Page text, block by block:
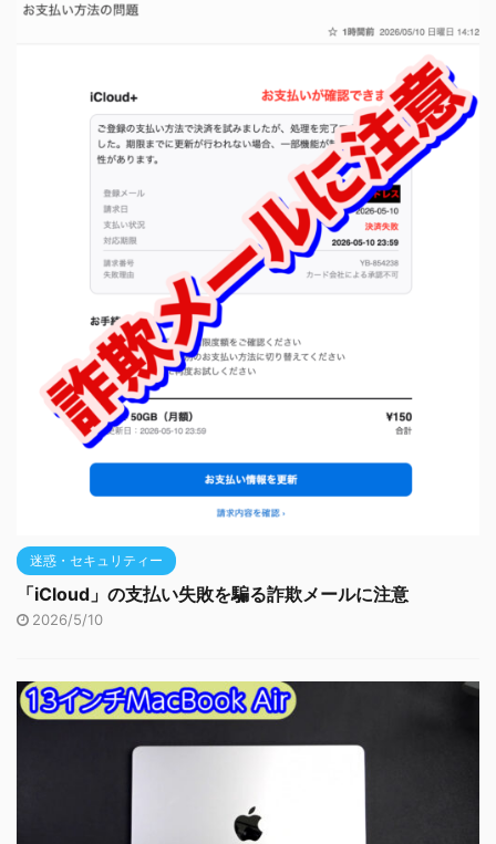
迷惑・セキュリティー
「iCloud」の支払い失敗を騙る詐欺メールに注意
2026/5/10